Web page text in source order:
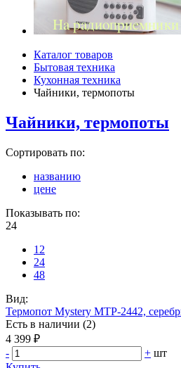
Каталог товаров
Бытовая техника
Кухонная техника
Чайники, термопоты
Чайники, термопоты
Сортировать по:
названию
цене
Показывать по:
24
12
24
48
Вид:
Термопот Mystery MTP-2442,
Есть в наличии (2)
4 399 ₽
-
+ шт